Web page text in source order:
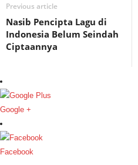
Previous article
Nasib Pencipta Lagu di
Indonesia Belum Seindah
Ciptaannya
Google +
Facebook